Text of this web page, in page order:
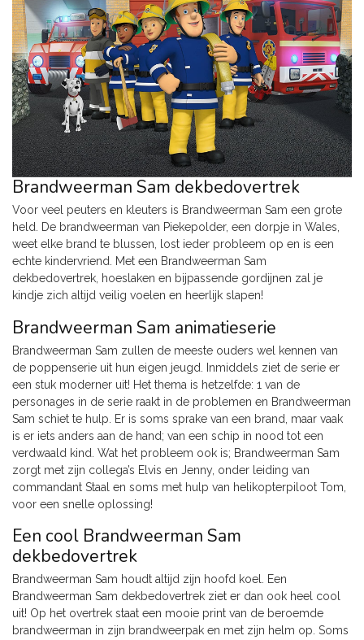
Brandweerman Sam dekbedovertrek
Voor veel peuters en kleuters is Brandweerman Sam een grote
held. De brandweerman van Piekepolder, een dorpje in Wales,
weet elke brand te blussen, lost ieder probleem op en is een
echte kindervriend. Met een Brandweerman Sam
dekbedovertrek, hoeslaken en bijpassende gordijnen zal je
kindje zich altijd veilig voelen en heerlijk slapen!
Brandweerman Sam animatieserie
Brandweerman Sam zullen de meeste ouders wel kennen van
de poppenserie uit hun eigen jeugd. Inmiddels ziet de serie er
een stuk moderner uit! Het thema is hetzelfde: 1 van de
personages in de serie raakt in de problemen en Brandweerman
Sam schiet te hulp. Er is soms sprake van een brand, maar vaak
is er iets anders aan de hand; van een schip in nood tot een
verdwaald kind. Wat het probleem ook is; Brandweerman Sam
zorgt met zijn collega’s Elvis en Jenny, onder leiding van
commandant Staal en soms met hulp van helikopterpiloot Tom,
voor een snelle oplossing!
Een cool Brandweerman Sam
dekbedovertrek
Brandweerman Sam houdt altijd zijn hoofd koel. Een
Brandweerman Sam dekbedovertrek ziet er dan ook heel cool
uit! Op het overtrek staat een mooie print van de beroemde
brandweerman in zijn brandweerpak en met zijn helm op. Soms